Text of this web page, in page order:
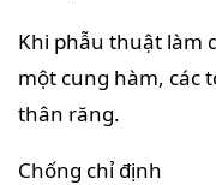
Khi phẫu thuật làm
một cung hàm, các
thân răng.
Chống chỉ định